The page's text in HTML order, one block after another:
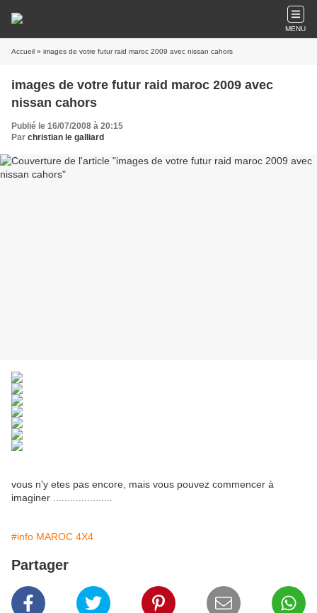
MENU
Accueil » images de votre futur raid maroc 2009 avec nissan cahors
images de votre futur raid maroc 2009 avec
nissan cahors
Publié le 16/07/2008 à 20:15
Par christian le galliard
vous n'y etes pas encore, mais vous pouvez commencer à
imaginer .....................
#info MAROC 4X4
Partager